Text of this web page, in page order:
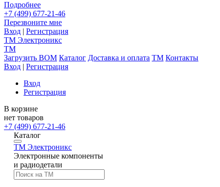
Подробнее
+7 (499) 677-21-46
Перезвоните мне
Вход
Регистрация
TM Электроникс
TM
Загрузить BOM Каталог Доставка и оплата TM Контакты
Вход
Регистрация
Вход
Регистрация
В корзине
нет товаров
+7 (499) 677-21-46
Каталог
TM Электроникс
Электронные компоненты
и радиодетали